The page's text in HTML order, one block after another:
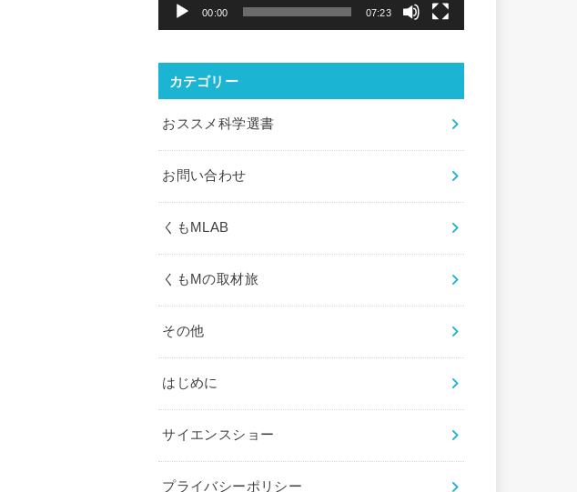
00:00 07:23
カテゴリー
おススメ科学選書
お問い合わせ
くもMLAB
くもMの取材旅
その他
はじめに
サイエンスショー
プライバシーポリシー